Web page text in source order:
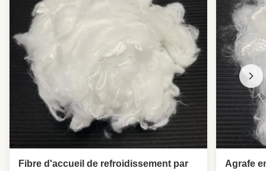
Fibre d'accueil de refroidissement par
Agrafe